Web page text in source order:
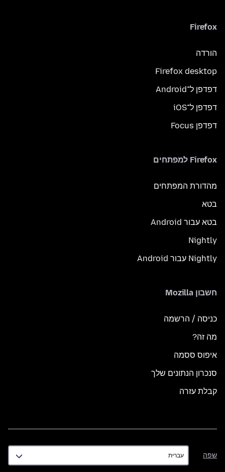
Firefox
הורדה
Firefox desktop
דפדפן ל־Android
דפדפן ל־iOS
דפדפן Focus
Firefox למפתחים
מהדורת המפתחים
בטא
בטא עבור Android
Nightly
Nightly עבור Android
חשבון Mozilla
כניסה / הרשמה
מה זה?
איפוס ססמה
סנכרון הנתונים שלך
קבלת עזרה
שפה
שפה